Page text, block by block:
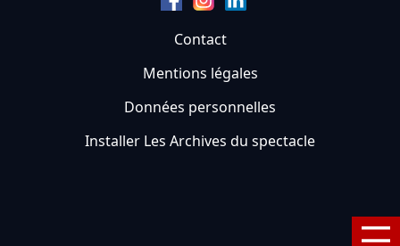
Contact
Mentions légales
Données personnelles
Installer Les Archives du spectacle